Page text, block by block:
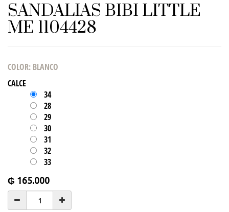
SANDALIAS BIBI LITTLE
ME 1104428
COLOR: BLANCO
CALCE
34
28
29
30
31
32
33
₲ 165.000